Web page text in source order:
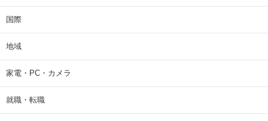
国際
地域
家電・PC・カメラ
就職・転職